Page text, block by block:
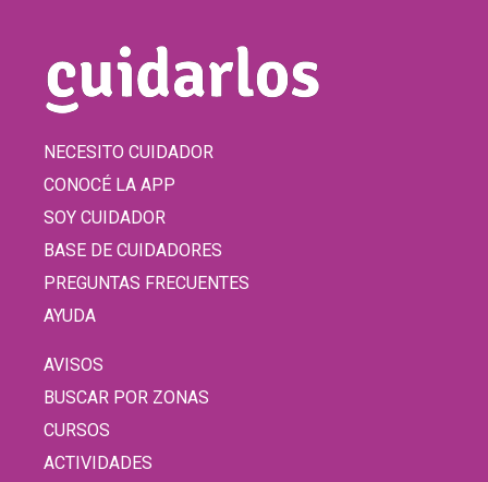
NECESITO CUIDADOR
CONOCÉ LA APP
SOY CUIDADOR
BASE DE CUIDADORES
PREGUNTAS FRECUENTES
AYUDA
AVISOS
BUSCAR POR ZONAS
CURSOS
ACTIVIDADES